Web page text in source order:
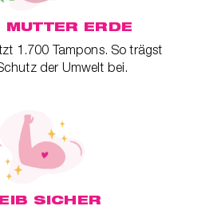
MUTTER ERDE
1.700 Tampons. So trägst
der Umwelt bei.
SICHER